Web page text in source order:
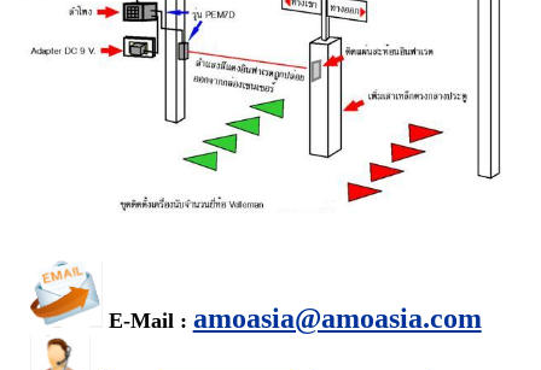
E-Mail : amoasia@amoasia.com